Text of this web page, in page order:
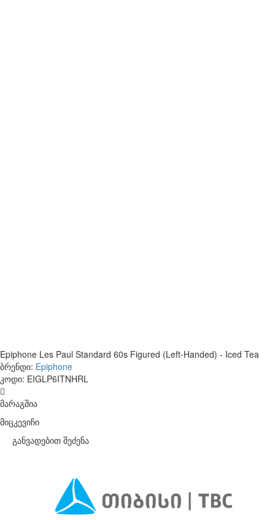
Epiphone Les Paul Standard 60s Figured (Left-Handed) - Iced Tea
ბრენდი: Epiphone
კოდი: EIGLP6ITNHRL
მარაგშია
მიცკევიჩი
განვადებით შეძენა